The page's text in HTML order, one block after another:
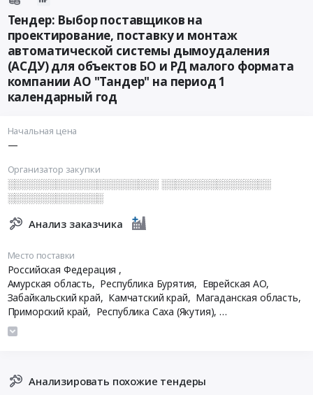
Тендер: Выбор поставщиков на
проектирование, поставку и монтаж
автоматической системы дымоудаления
(АСДУ) для объектов БО и РД малого формата
компании АО "Тандер" на период 1
календарный год
Начальная цена
—
Организатор закупки
░░░░░░░░░░░░░░░░░░░░░░ ░░░░░░░░░░░░░░░░
░░░░░░░░░░░░░░
Анализ заказчика
Место поставки
Российская Федерация ,
Амурская область, Республика Бурятия, Еврейская АО,
Забайкальский край, Камчатский край, Магаданская область,
Приморский край, Республика Саха (Якутия),
Сахалинская область,
Анализировать похожие тендеры